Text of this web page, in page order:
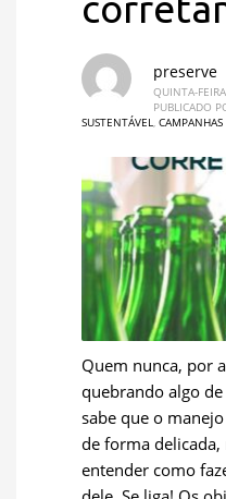
preserve
QUINTA-
PUBLICADO
SUSTENTÁVEL, CAMPANHAS
Quem nunca, por
quebrando algo
sabe que o
de forma
entender como